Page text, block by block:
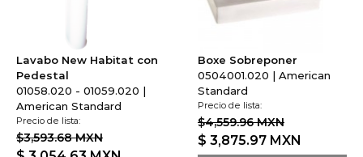
Lavabo New Habitat con
Pedestal
01058.020 - 01059.020 |
American Standard
Precio de lista:
$3,593.68 MXN
Boxe Sobreponer
0504001.020 | American
Standard
Precio de lista:
$4,559.96 MXN
$ 3,875.97 MXN